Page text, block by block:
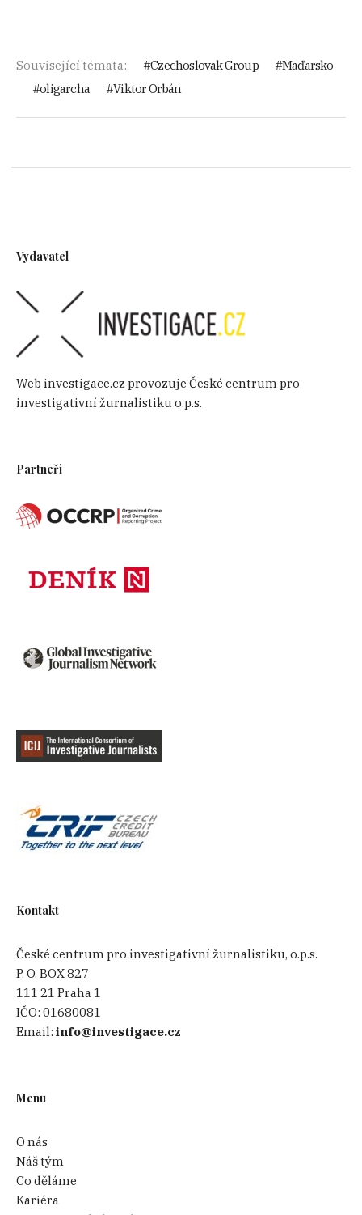
Související témata: Czechoslovak Group
Maďarsko
oligarcha
Viktor Orbán
Vydavatel
Web investigace.cz provozuje České centrum pro
investigativní žurnalistiku o.p.s.
Partneři
Kontakt
České centrum pro investigativní žurnalistiku, o.p.s.
P. O. BOX 827
111 21 Praha 1
IČO:01680081
Email:info@investigace.cz
Menu
O nás
Náš tým
Co děláme
Kariéra